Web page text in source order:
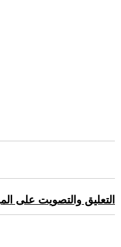
التعليق والتصويت على